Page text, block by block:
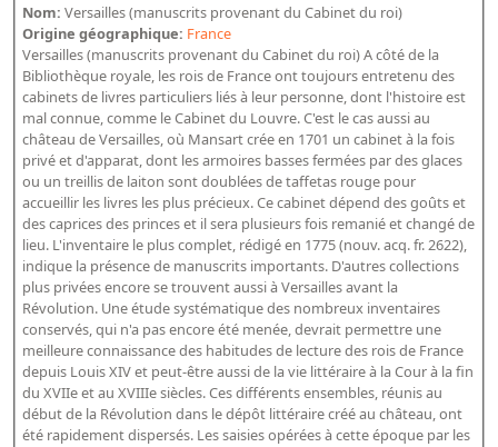
Guides des sources publiés
Ouvrages et documents sur la BnF numérisés dans Gallica
Revue de la Bibliothèque nationale de France
Directeurs de la Bibliothèque nationale du XIVe siècle à nos jours
Listes et biographies des directeurs de départements
Implantations de la Bibliothèque nationale de France
Le fil de l'histoire (frise chonologique)
La Bibliothèque nationale de France à livre ouvert
Richelieu, Bibliothèques - Musée - Galeries
Gallica - Son histoire
Dépôt de la Commission de récupération artistique
Appels
Nom:Versailles (manuscrits provenant du Cabinet du roi)
Origine géographique: France
Versailles (manuscrits provenant du Cabinet du roi) A côté de la
Bibliothèque royale, les rois de France ont toujours entretenu des
cabinets de livres particuliers liés à leur personne, dont l'histoire est
mal connue, comme le Cabinet du Louvre. C'est le cas aussi au
château de Versailles, où Mansart crée en 1701 un cabinet à la fois
privé et d'apparat, dont les armoires basses fermées par des glaces
ou un treillis de laiton sont doublées de taffetas rouge pour
accueillir les livres les plus précieux. Ce cabinet dépend des goûts et
des caprices des princes et il sera plusieurs fois remanié et changé de
lieu. L'inventaire le plus complet, rédigé en 1775 (nouv. acq. fr. 2622),
indique la présence de manuscrits importants. D'autres collections
plus privées encore se trouvent aussi à Versailles avant la
Révolution. Une étude systématique des nombreux inventaires
conservés, qui n'a pas encore été menée, devrait permettre une
meilleure connaissance des habitudes de lecture des rois de France
depuis Louis XIV et peut-être aussi de la vie littéraire à la Cour à la fin
du XVIIe et au XVIIIe siècles. Ces différents ensembles, réunis au
début de la Révolution dans le dépôt littéraire créé au château, ont
été rapidement dispersés. Les saisies opérées à cette époque par les